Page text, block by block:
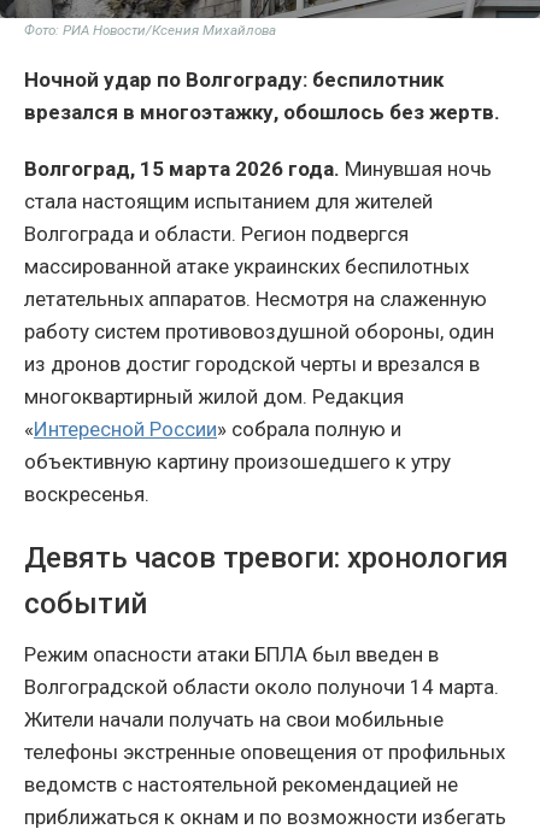
Фото: РИА Новости/Ксения Михайлова
Ночной удар по Волгограду: беспилотник
врезался в многоэтажку, обошлось без жертв.
Волгоград, 15 марта 2026 года. Минувшая ночь
стала настоящим испытанием для жителей
Волгограда и области. Регион подвергся
массированной атаке украинских беспилотных
летательных аппаратов. Несмотря на слаженную
работу систем противовоздушной обороны, один
из дронов достиг городской черты и врезался в
многоквартирный жилой дом. Редакция
«Интересной России» собрала полную и
объективную картину произошедшего к утру
воскресенья.
Девять часов тревоги: хронология
событий
Режим опасности атаки БПЛА был введен в
Волгоградской области около полуночи 14 марта.
Жители начали получать на свои мобильные
телефоны экстренные оповещения от профильных
ведомств с настоятельной рекомендацией не
приближаться к окнам и по возможности избегать